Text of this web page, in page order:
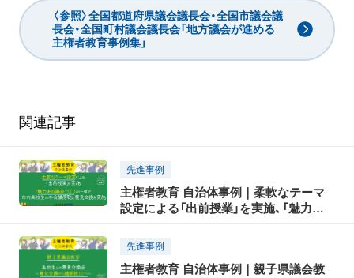
〈参照〉全国都道府県議会議長会・全国市議会議
長会・全国町村議会議長会「地方議会が進める
主権者教育事例集」
関連記事
先進事例
主権者教育 自治体事例｜柔軟なテーマ
設定による「出前授業」を実施、「魅力あ
会議傍聴と意見交換を実施
先進事例
主権者教育 自治体事例｜親子県議会教